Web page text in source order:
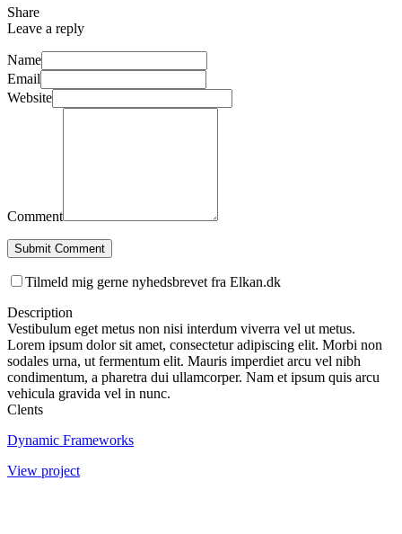
Share
Leave a reply
Name
Email
Website
Comment
Submit Comment
Tilmeld mig gerne nyhedsbrevet fra Elkan.dk
Description
Vestibulum eget metus non nisi interdum viverra vel ut metus.
Lorem ipsum dolor sit amet, consectetur adipiscing elit. Morbi non
sodales urna, ut fermentum elit. Mauris imperdiet arcu vel nibh
condimentum, a pharetra dui ullamcorper. Nam et ipsum quis arcu
vehicula gravida vel in nunc.
Clents
Dynamic Frameworks
View project